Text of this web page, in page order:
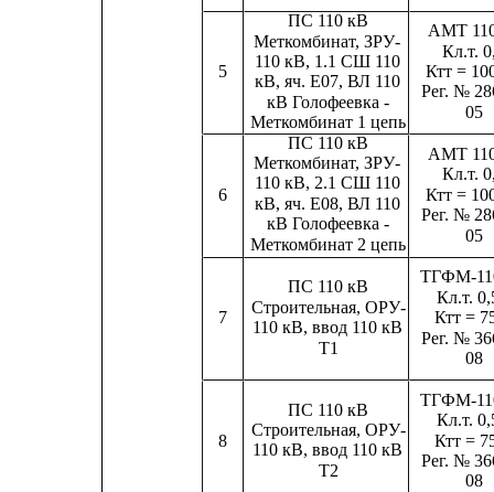
5
AMT
Кл.т.
Ктт =
Рег. №
05
6
AMT
Кл.т.
Ктт =
Рег. №
05
7
ПС 110 кВ
Строительная, ОРУ-
110 кВ, ввод 110 кВ
Т1
ТГФМ-
Кл.т.
Ктт =
Рег. №
08
8
ПС 110 кВ
Строительная, ОРУ-
110 кВ, ввод 110 кВ
Т2
ТГФМ-
Кл.т.
Ктт =
Рег. №
08
ПС 110 кВ
Меткомбинат, ЗРУ-
110 кВ, 1.1 СШ 110
кВ, яч. Е07, ВЛ 110
кВ Голофеевка -
Меткомбинат 1 цепь
ПС 110 кВ
Меткомбинат, ЗРУ-
110 кВ, 2.1 СШ 110
кВ, яч. Е08, ВЛ 110
кВ Голофеевка -
Меткомбинат 2 цепь